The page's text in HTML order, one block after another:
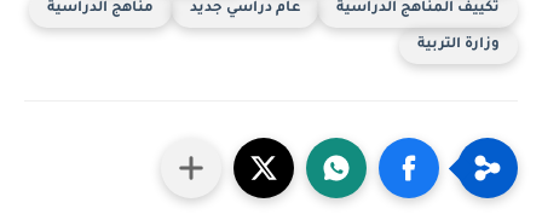
تكييف المناهج الدراسية عام دراسي جديد مناهج الدراسية
وزارة التربية